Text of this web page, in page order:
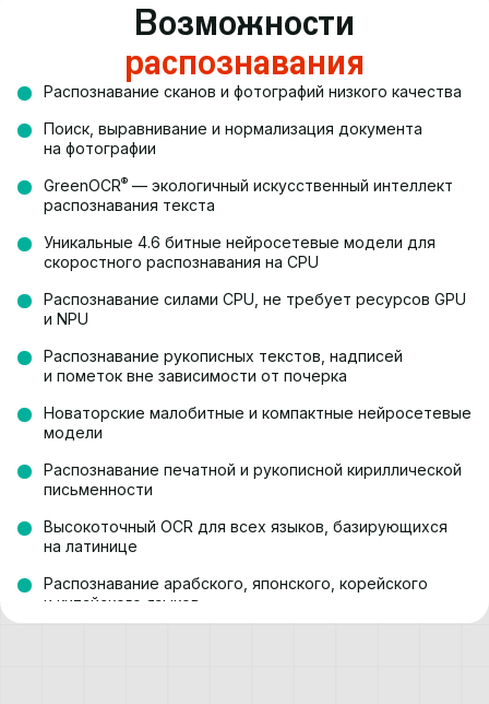
Возможности
распознавания
Распознавание сканов и фотографий низкого качества
Поиск, выравнивание и нормализация документа
на фотографии
GreenOCR® — экологичный искусственный интеллект
распознавания текста
Уникальные 4.6 битные нейросетевые модели для
скоростного распознавания на CPU
Распознавание силами CPU, не требует ресурсов GPU
и NPU
Распознавание рукописных текстов, надписей
и пометок вне зависимости от почерка
Новаторские малобитные и компактные нейросетевые
модели
Распознавание печатной и рукописной кириллической
письменности
Высокоточный OCR для всех языков, базирующихся
на латинице
Распознавание арабского, японского, корейского
и китайского языков